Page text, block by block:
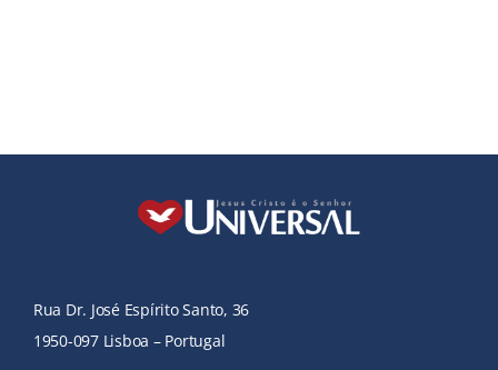
Rua Dr. José Espírito Santo, 36
1950-097 Lisboa – Portugal